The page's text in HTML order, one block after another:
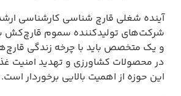
آینده شغلی قارچ شناسی کارشناسی
شرکت‌های تولیدکننده سموم قارچ‌کش
و یک متخصص باید با چرخه زندگی
در محصولات کشاورزی و تهدید امنیت
این حوزه از اهمیت بالایی برخوردار است.